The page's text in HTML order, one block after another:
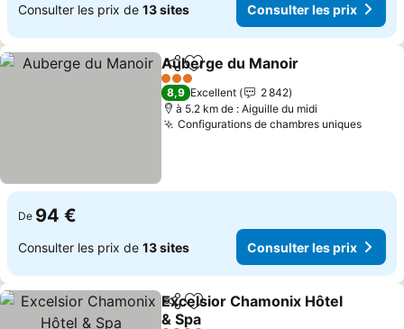
Consulter les prix de 13 sites Consulter les prix
PartagerAjouter à mes favoris
Auberge du Manoir
3 Étoiles
8,9 Excellent
2 842
à 5.2 km de : Aiguille du midi
Configurations de chambres uniques
De 94 €
Consulter les prix de 13 sites Consulter les prix
PartagerAjouter à mes favoris
Excelsior Chamonix Hôtel
& Spa